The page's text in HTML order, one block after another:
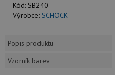
Kód: SB240
Výrobce: SCHOCK
Popis produktu
Vzorník barev